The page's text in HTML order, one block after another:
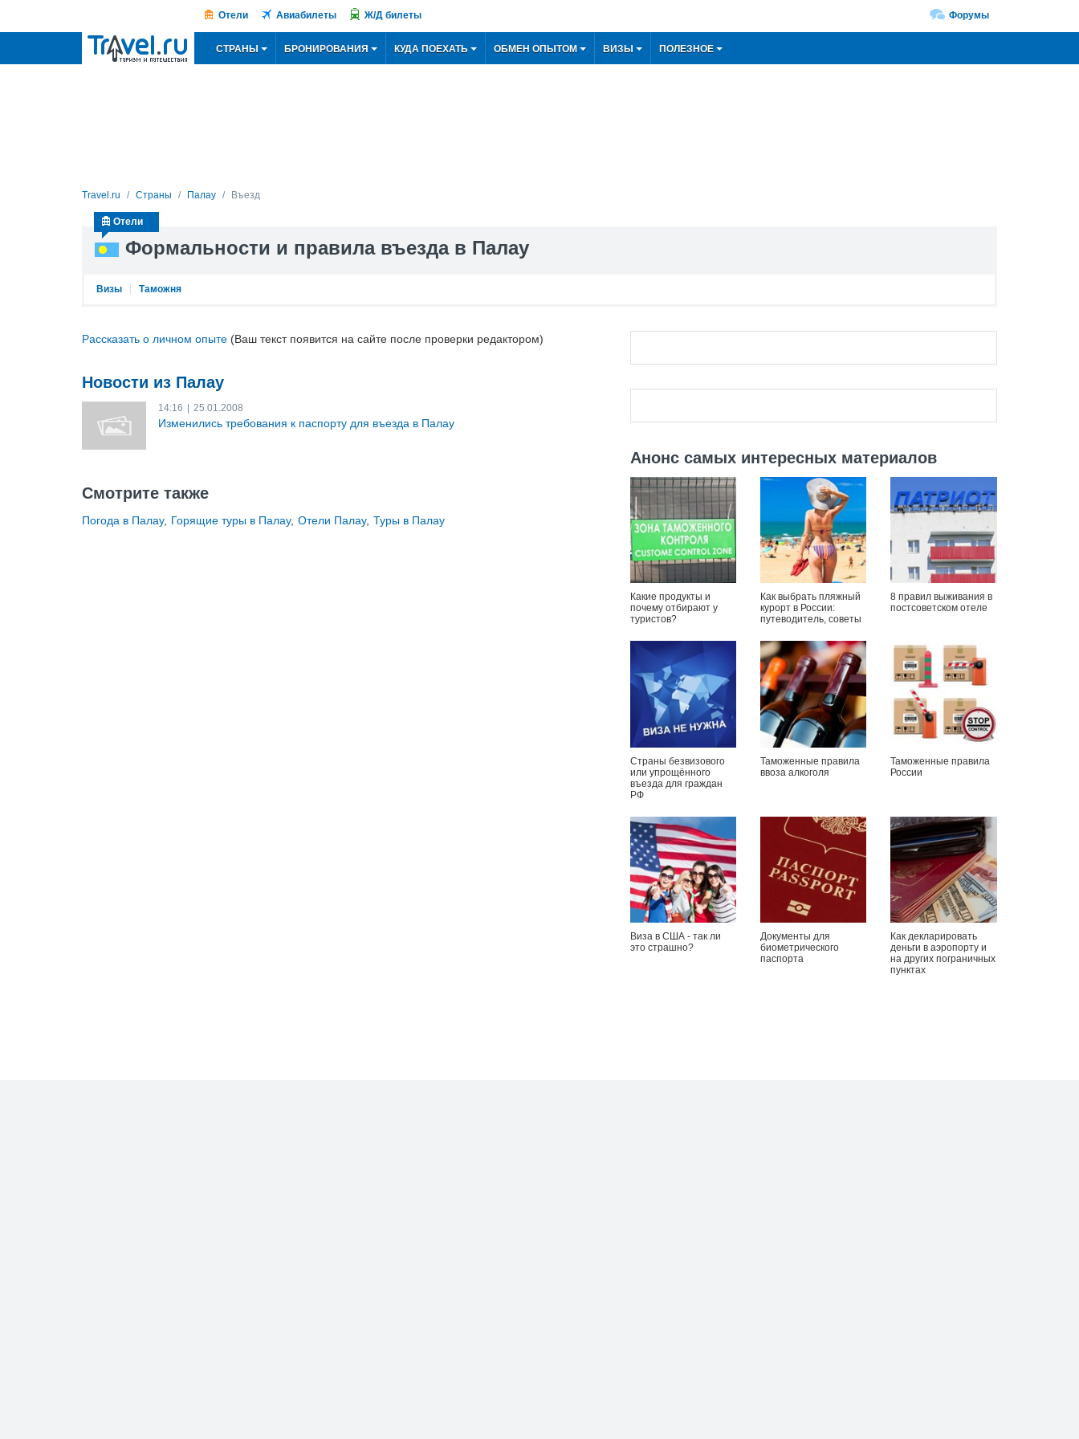
Отели Авиабилеты Ж/Д билеты Форумы
СТРАНЫ БРОНИРОВАНИЯ КУДА ПОЕХАТЬ ОБМЕН ОПЫТОМ ВИЗЫ ПОЛЕЗНОЕ
Travel.ru Страны Палау Въезд
Формальности и правила въезда в Палау
Отели
Визы Таможня
Рассказать о личном опыте (Ваш текст появится на сайте после проверки редактором)
Новости из Палау
14:16 25.01.2008
Изменились требования к паспорту для въезда в Палау
Смотрите также
Погода в Палау, Горящие туры в Палау, Отели Палау, Туры в Палау
Анонс самых интересных материалов
Какие продукты и
почему отбирают у
туристов?
Как выбрать пляжный
курорт в России:
путеводитель, советы
8 правил выживания в
постсоветском отеле
Страны безвизового
или упрощённого
въезда для граждан
РФ
Таможенные правила
ввоза алкоголя
Таможенные правила
России
Виза в США - так ли
это страшно?
Документы для
биометрического
паспорта
Как декларировать
деньги в аэропорту и
на других пограничных
пунктах